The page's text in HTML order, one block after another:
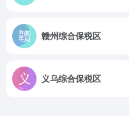
赣州综合保税区
义乌综合保税区